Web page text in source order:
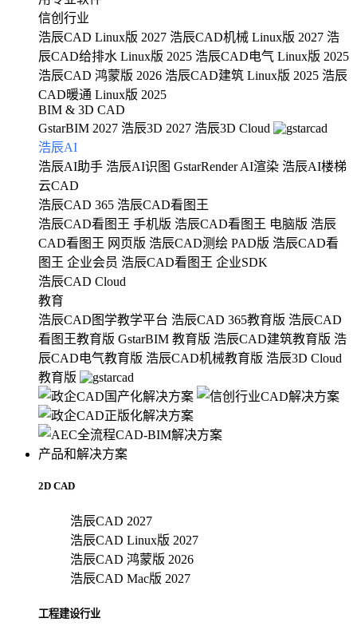
信创行业
浩辰CAD Linux版 2027 浩辰CAD机械 Linux版 2027 浩
辰CAD给排水 Linux版 2025 浩辰CAD电气 Linux版 2025
浩辰CAD 鸿蒙版 2026 浩辰CAD建筑 Linux版 2025 浩辰
CAD暖通 Linux版 2025
BIM & 3D CAD
GstarBIM 2027 浩辰3D 2027 浩辰3D Cloud
浩辰AI
浩辰AI助手 浩辰AI识图 GstarRender AI渲染 浩辰AI楼梯
云CAD
浩辰CAD 365 浩辰CAD看图王
浩辰CAD看图王 手机版 浩辰CAD看图王 电脑版 浩辰
CAD看图王 网页版 浩辰CAD测绘 PAD版 浩辰CAD看
图王 企业会员 浩辰CAD看图王 企业SDK
浩辰CAD Cloud
教育
浩辰CAD图学教学平台 浩辰CAD 365教育版 浩辰CAD
看图王教育版 GstarBIM 教育版 浩辰CAD建筑教育版 浩
辰CAD电气教育版 浩辰CAD机械教育版 浩辰3D Cloud
教育版
产品和解决方案
2D CAD
浩辰CAD 2027
浩辰CAD Linux版 2027
浩辰CAD 鸿蒙版 2026
浩辰CAD Mac版 2027
工程建设行业